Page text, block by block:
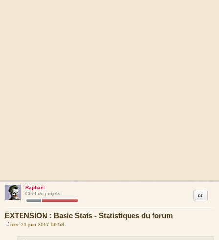
Raphaël
Chef de projets
EXTENSION : Basic Stats - Statistiques du forum
Citation
mer. 21 juin 2017 06:58